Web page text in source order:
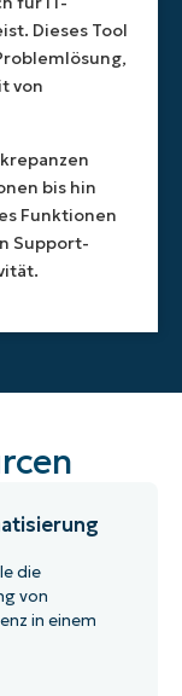
Dieses Tool
von
bis hin
Funktionen
Support-
die
von
in einem